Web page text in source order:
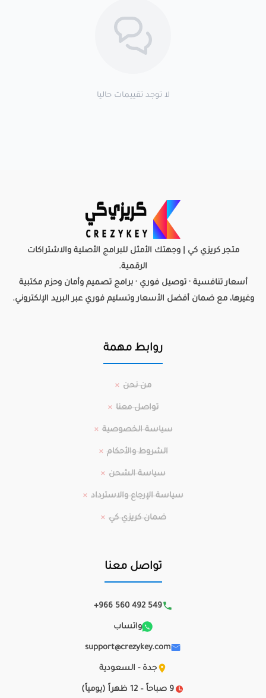
لا توجد تقييمات حاليا
متجر كريزي كي | وجهتك الأمثل للبرامج الأصلية والاشتراكات
الرقمية.
أسعار تنافسية · توصيل فوري · برامج تصميم وأمان وحزم مكتبية
وغيرها، مع ضمان أفضل الأسعار وتسليم فوري عبر البريد الإلكتروني.
روابط مهمة
من نحن
تواصل معنا
سياسة الخصوصية
الشروط والأحكام
سياسة الشحن
سياسة الإرجاع والاسترداد
ضمان كريزي كي
تواصل معنا
+966 560 492 549
واتساب
support@crezykey.com
جدة - السعودية
9 صباحاً – 12 ظهراً (يومياً)